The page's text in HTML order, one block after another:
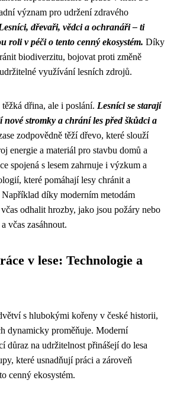
význam pro udržení zdravého
dřevaři, vědci a ochranáři – ti
roli v péči o tento cenný ekosystém. Díky
biodiverzitu, bojovat proti změně
využívání lesních zdrojů.
dřina, ale i poslání. Lesníci se starají
nové stromky a chrání les před škůdci a
zodpovědně těží dřevo, které slouží
energie a materiál pro stavbu domů a
spojená s lesem zahrnuje i výzkum a
které pomáhají lesy chránit a
díky moderním metodám
odhalit hrozby, jako jsou požáry nebo
včas zasáhnout.
v lese: Technologie a
s hlubokými kořeny v české historii,
dynamicky proměňuje. Moderní
důraz na udržitelnost přinášejí do lesa
které usnadňují práci a zároveň
cenný ekosystém.